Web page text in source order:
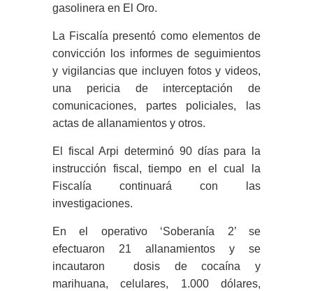
gasolinera en El Oro.
La Fiscalía presentó como elementos de
convicción los informes de seguimientos
y vigilancias que incluyen fotos y videos,
una pericia de interceptación de
comunicaciones, partes policiales, las
actas de allanamientos y otros.
El fiscal Arpi determinó 90 días para la
instrucción fiscal, tiempo en el cual la
Fiscalía continuará con las
investigaciones.
En el operativo ‘Soberanía 2’ se
efectuaron 21 allanamientos y se
incautaron dosis de cocaína y
marihuana, celulares, 1.000 dólares,